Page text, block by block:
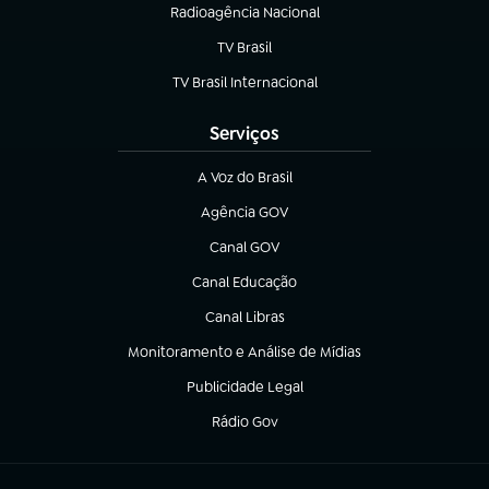
Radioagência Nacional
(abre em nova aba)
TV Brasil
(abre em nova aba)
TV Brasil Internacional
(abre em nova aba)
Serviços
A Voz do Brasil
(abre em nova aba)
Agência GOV
(abre em nova aba)
Canal GOV
(abre em nova aba)
Canal Educação
(abre em nova aba)
Canal Libras
(abre em nova aba)
Monitoramento e Análise de Mídias
(abre em nova aba)
Publicidade Legal
(abre em nova aba)
Rádio Gov
(abre em nova aba)